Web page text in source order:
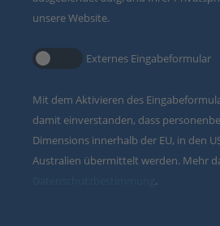
unsere Website.
Externes Eingabeformular
Mit dem Aktivieren des
damit einverstanden, dass
Dimensions innerhalb der EU, in den
Australien übermittelt werden. Mehr
.